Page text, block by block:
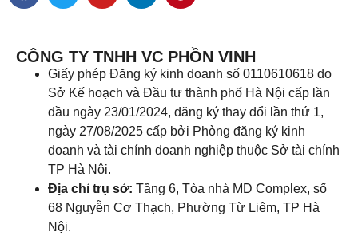
CÔNG TY TNHH VC PHỒN VINH
Giấy phép Đăng ký kinh doanh số 0110610618 do
Sở Kế hoạch và Đầu tư thành phố Hà Nội cấp lần
đầu ngày 23/01/2024, đăng ký thay đổi lần thứ 1,
ngày 27/08/2025 cấp bởi Phòng đăng ký kinh
doanh và tài chính doanh nghiệp thuộc Sở tài chính
TP Hà Nội.
Địa chỉ trụ sở: Tầng 6, Tòa nhà MD Complex, số
68 Nguyễn Cơ Thạch, Phường Từ Liêm, TP Hà
Nội.